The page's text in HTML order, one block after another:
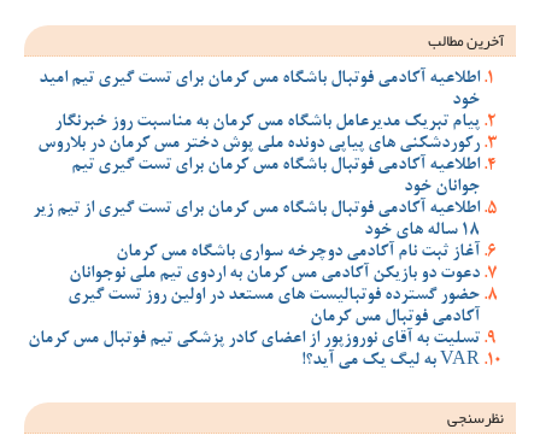
آخرین مطالب
اطلاعیه آکادمی فوتبال باشگاه مس کرمان برای تست گیری تیم امید
خود
پیام تبریک مدیرعامل باشگاه مس کرمان به مناسبت روز خبرنگار
رکوردشکنی های پیاپی دونده ملی پوش دختر مس کرمان در بلاروس
اطلاعیه آکادمی فوتبال باشگاه مس کرمان برای تست گیری تیم
جوانان خود
اطلاعیه آکادمی فوتبال باشگاه مس کرمان برای تست گیری از تیم زیر
18 ساله های خود
آغاز ثبت نام آکادمی دوچرخه سواری باشگاه مس کرمان
دعوت دو بازیکن آکادمی مس کرمان به اردوی تیم ملی نوجوانان
حضور گسترده فوتبالیست های مستعد در اولین روز تست گیری
آکادمی فوتبال مس کرمان
تسلیت به آقای نوروزپور از اعضای کادر پزشکی تیم فوتبال مس کرمان
VAR به لیگ یک می آید؟!
نظرسنجی